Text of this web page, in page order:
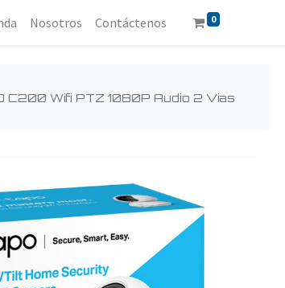
Nosotros Contáctenos 0
C200 Wifi PTZ 1080P Audio 2 Vias